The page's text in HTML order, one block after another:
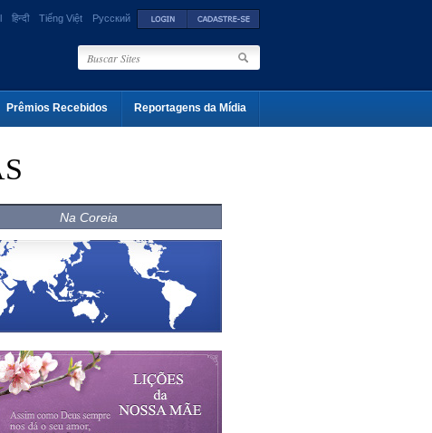
हिन्दी Tiếng Việt Русский
Prêmios Recebidos Reportagens da Mídia
Na Coreia